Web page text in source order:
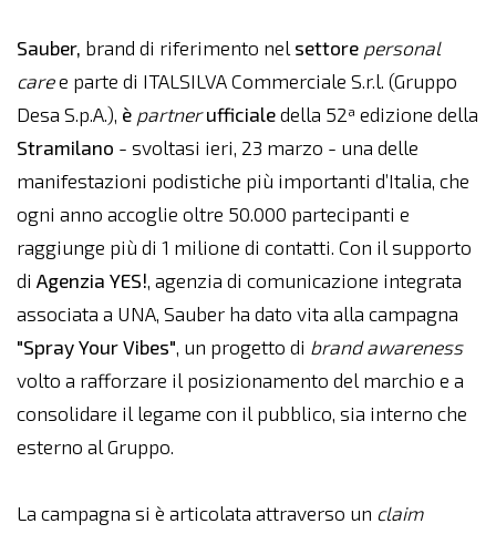
Sauber, brand di riferimento nel settore personal
caree parte di ITALSILVA Commerciale S.r.l. (Gruppo
Desa S.p.A.), è partnerufficialedella 52ª edizione della
Stramilano - svoltasi ieri, 23 marzo - una delle
manifestazioni podistiche più importanti d’Italia, che
ogni anno accoglie oltre 50.000 partecipanti e
raggiunge più di 1 milione di contatti. Con il supporto
di Agenzia YES!, agenzia di comunicazione integrata
associata a UNA, Sauber ha dato vita alla campagna
"Spray Your Vibes", un progetto di brand awareness
volto a rafforzare il posizionamento del marchio e a
consolidare il legame con il pubblico, sia interno che
esterno al Gruppo.
La campagna si è articolata attraverso un claim